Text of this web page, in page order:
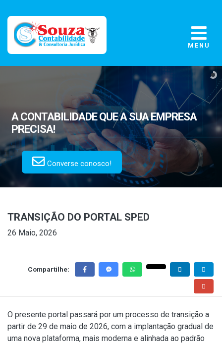
MENU
A CONTABILIDADEQUE A SUA EMPRESA
PRECISA!
Converse conosco!
TRANSIÇÃO DO PORTAL SPED
26 Maio, 2026
Compartilhe:
O presente portal passará por um processo de transição a
partir de 29 de maio de 2026, com a implantação gradual de
uma nova plataforma, mais moderna e alinhada ao padrão